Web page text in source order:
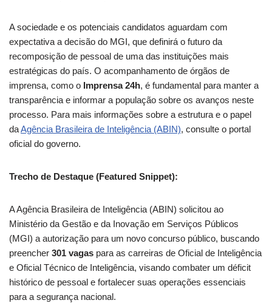
A sociedade e os potenciais candidatos aguardam com
expectativa a decisão do MGI, que definirá o futuro da
recomposição de pessoal de uma das instituições mais
estratégicas do país. O acompanhamento de órgãos de
imprensa, como o Imprensa 24h, é fundamental para manter a
transparência e informar a população sobre os avanços neste
processo. Para mais informações sobre a estrutura e o papel
daAgência Brasileira de Inteligência (ABIN), consulte o portal
oficial do governo.
Trecho de Destaque (Featured Snippet):
A Agência Brasileira de Inteligência (ABIN) solicitou ao
Ministério da Gestão e da Inovação em Serviços Públicos
(MGI) a autorização para um novo concurso público, buscando
preencher 301 vagas para as carreiras de Oficial de Inteligência
e Oficial Técnico de Inteligência, visando combater um déficit
histórico de pessoal e fortalecer suas operações essenciais
para a segurança nacional.